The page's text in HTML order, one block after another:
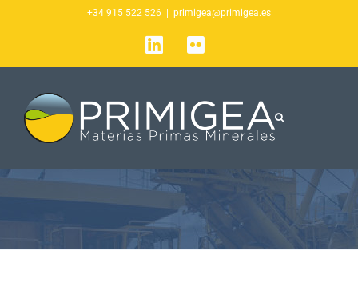
+34 915 522 526 primigea@primigea.es
LinkedIn
Flickr